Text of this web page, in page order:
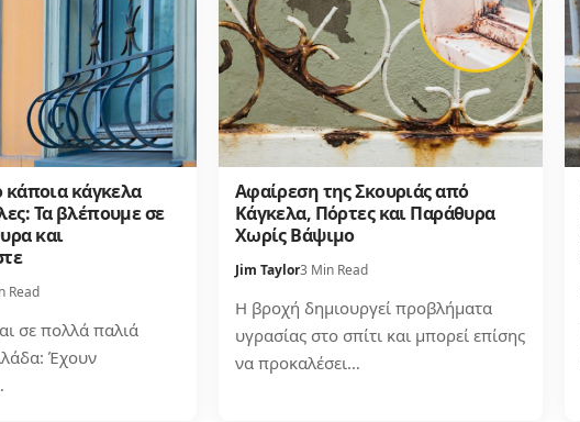
κάποια κάγκελα
Τα βλέπουμε σε
και
Read
σε πολλά παλιά
Έχουν
Αφαίρεση της Σκουριάς από
Κάγκελα, Πόρτες και Παράθυρα
Χωρίς Βάψιμο
Jim Taylor3 Min Read
Η βροχή δημιουργεί προβλήματα
υγρασίας στο σπίτι και μπορεί επίσης
να προκαλέσει…